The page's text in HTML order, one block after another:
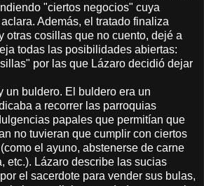
"ciertos negocios" cuya
Además, el tratado finaliza
otras cosillas que no cuento, dejé a
todas las posibilidades abiertas:
por las que Lázaro decidió dejar
un buldero. El buldero era un
a recorrer las parroquias
papales que permitían que
no tuvieran que cumplir con ciertos
el ayuno, abstenerse de carne
etc.). Lázaro describe las sucias
el sacerdote para vender sus bulas,